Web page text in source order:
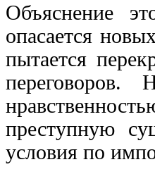
Объяснение
опасается
пытается
преступную
условия по